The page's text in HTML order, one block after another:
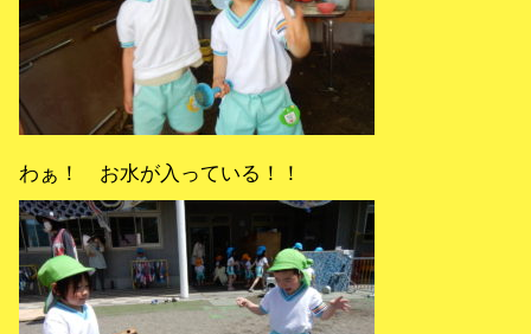
わぁ！ お水が入っている！！